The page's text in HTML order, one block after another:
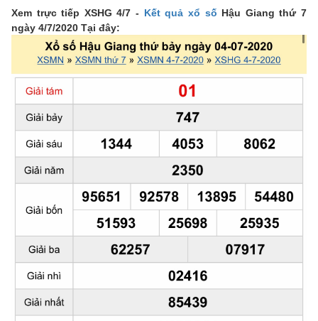
Xem trực tiếp XSHG 4/7 - Kết quả xổ số Hậu Giang thứ 7
ngày 4/7/2020 Tại đây: